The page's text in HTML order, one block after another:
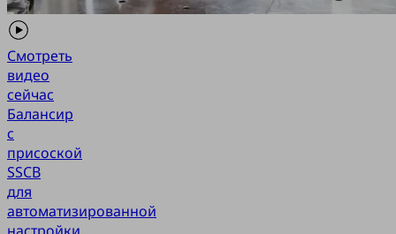
Смотреть
видео
сейчас
Балансир
с
присоской
SSCB
для
автоматизированной